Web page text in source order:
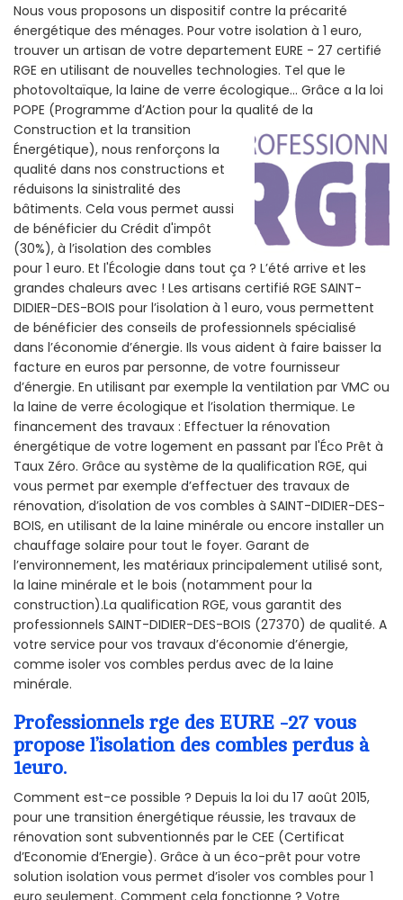
Nous vous proposons un dispositif contre la précarité
énergétique des ménages. Pour votre isolation à 1 euro,
trouver un artisan de votre departement EURE - 27 certifié
RGE en utilisant de nouvelles technologies. Tel que le
photovoltaïque, la laine de verre écologique... Grâce a la loi
POPE (Programme d’Action pour la qualité de la
Construction et la transition
Énergétique), nous renforçons la
qualité dans nos constructions et
réduisons la sinistralité des
bâtiments. Cela vous permet aussi
de bénéficier du Crédit d'impôt
(30%), à l’isolation des combles
pour 1 euro. Et l'Écologie dans tout ça ? L’été arrive et les
grandes chaleurs avec ! Les artisans certifié RGE SAINT-
DIDIER-DES-BOIS pour l’isolation à 1 euro, vous permettent
de bénéficier des conseils de professionnels spécialisé
dans l’économie d’énergie. Ils vous aident à faire baisser la
facture en euros par personne, de votre fournisseur
d’énergie. En utilisant par exemple la ventilation par VMC ou
la laine de verre écologique et l’isolation thermique. Le
financement des travaux : Effectuer la rénovation
énergétique de votre logement en passant par l'Éco Prêt à
Taux Zéro. Grâce au système de la qualification RGE, qui
vous permet par exemple d’effectuer des travaux de
rénovation, d’isolation de vos combles à SAINT-DIDIER-DES-
BOIS, en utilisant de la laine minérale ou encore installer un
chauffage solaire pour tout le foyer. Garant de
l’environnement, les matériaux principalement utilisé sont,
la laine minérale et le bois (notamment pour la
construction).La qualification RGE, vous garantit des
professionnels SAINT-DIDIER-DES-BOIS (27370) de qualité. A
votre service pour vos travaux d’économie d’énergie,
comme isoler vos combles perdus avec de la laine
minérale.
Professionnels rge des EURE -27 vous
propose l’isolation des combles perdus à
1euro.
Comment est-ce possible ? Depuis la loi du 17 août 2015,
pour une transition énergétique réussie, les travaux de
rénovation sont subventionnés par le CEE (Certificat
d’Economie d’Energie). Grâce à un éco-prêt pour votre
solution isolation vous permet d’isoler vos combles pour 1
euro seulement. Comment cela fonctionne ? Votre